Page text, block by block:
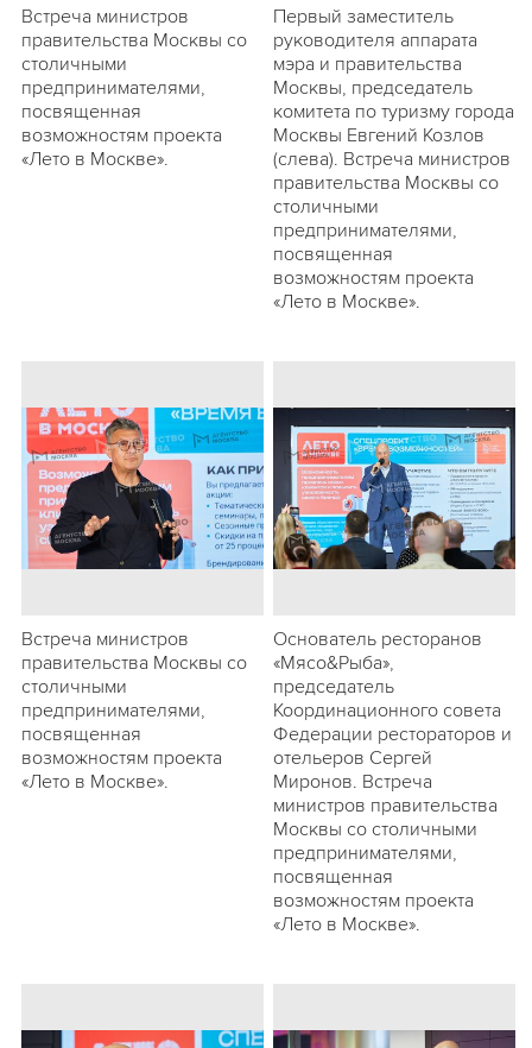
Встреча министров
правительства Москвы со
столичными
предпринимателями,
посвященная
возможностям проекта
«Лето в Москве».
Первый заместитель
руководителя аппарата
мэра и правительства
Москвы, председатель
комитета по туризму города
Москвы Евгений Козлов
(слева). Встреча министров
правительства Москвы со
столичными
предпринимателями,
посвященная
возможностям проекта
«Лето в Москве».
Встреча министров
правительства Москвы со
столичными
предпринимателями,
посвященная
возможностям проекта
«Лето в Москве».
Основатель ресторанов
«Мясо&Рыба»,
председатель
Координационного совета
Федерации рестораторов и
отельеров Сергей
Миронов. Встреча
министров правительства
Москвы со столичными
предпринимателями,
посвященная
возможностям проекта
«Лето в Москве».